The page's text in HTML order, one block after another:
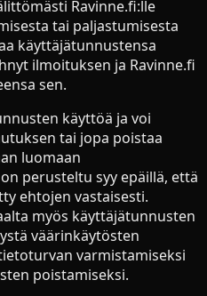
Ravinne.fi:lle
tai paljastumisesta
käyttäjätunnustensa
ilmoituksen ja Ravinne.fi
sen.
käyttöä ja voi
tai jopa poistaa
luomaan
perusteltu syy epäillä, että
ehtojen vastaisesti.
myös käyttäjätunnusten
väärinkäytösten
varmistamiseksi
poistamiseksi.